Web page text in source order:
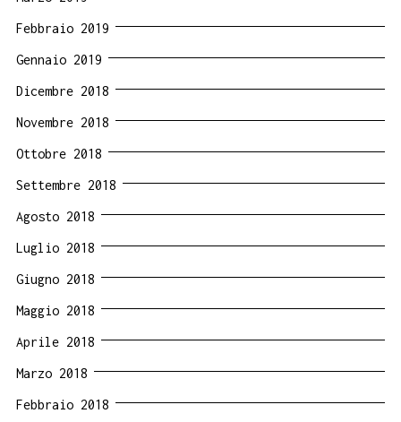
Febbraio 2019
Gennaio 2019
Dicembre 2018
Novembre 2018
Ottobre 2018
Settembre 2018
Agosto 2018
Luglio 2018
Giugno 2018
Maggio 2018
Aprile 2018
Marzo 2018
Febbraio 2018